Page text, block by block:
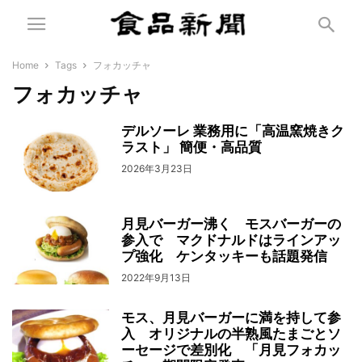
Home Tags フォカッチャ
フォカッチャ
デルソーレ 業務用に「高温窯焼きク
ラスト」 簡便・高品質
2026年3月23日
月見バーガー沸く モスバーガーの
参入で マクドナルドはラインアッ
プ強化 ケンタッキーも話題発信
2022年9月13日
モス、月見バーガーに満を持して参
入 オリジナルの半熟風たまごとソ
ーセージで差別化 「月見フォカッ